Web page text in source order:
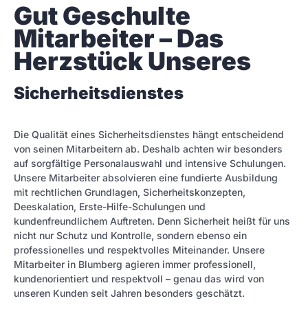
Gut Geschulte
Mitarbeiter – Das
Herzstück Unseres
Sicherheitsdienstes
Die Qualität eines Sicherheitsdienstes hängt entscheidend
von seinen Mitarbeitern ab. Deshalb achten wir besonders
auf sorgfältige Personalauswahl und intensive Schulungen.
Unsere Mitarbeiter absolvieren eine fundierte Ausbildung
mit rechtlichen Grundlagen, Sicherheitskonzepten,
Deeskalation, Erste-Hilfe-Schulungen und
kundenfreundlichem Auftreten. Denn Sicherheit heißt für uns
nicht nur Schutz und Kontrolle, sondern ebenso ein
professionelles und respektvolles Miteinander. Unsere
Mitarbeiter in Blumberg agieren immer professionell,
kundenorientiert und respektvoll – genau das wird von
unseren Kunden seit Jahren besonders geschätzt.